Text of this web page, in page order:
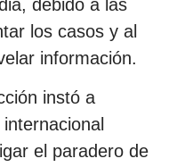
debido a las
los casos y al
información.
instó a
el paradero de